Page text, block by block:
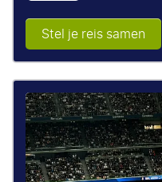
Stel je reis samen